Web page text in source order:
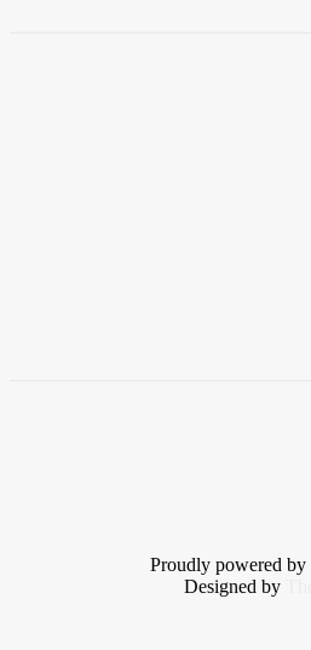
Proudly powered by
Designed by